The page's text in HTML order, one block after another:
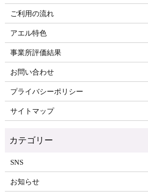
ご利用の流れ
アエル特色
事業所評価結果
お問い合わせ
プライバシーポリシー
サイトマップ
SNS
お知らせ